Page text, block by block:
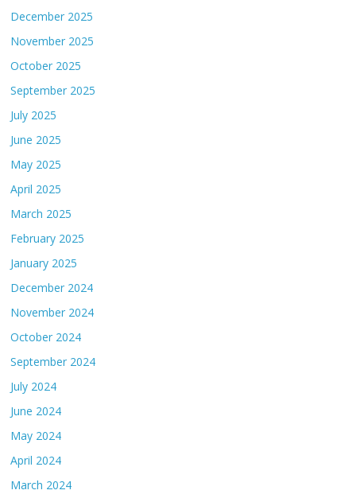
December 2025
November 2025
October 2025
September 2025
July 2025
June 2025
May 2025
April 2025
March 2025
February 2025
January 2025
December 2024
November 2024
October 2024
September 2024
July 2024
June 2024
May 2024
April 2024
March 2024